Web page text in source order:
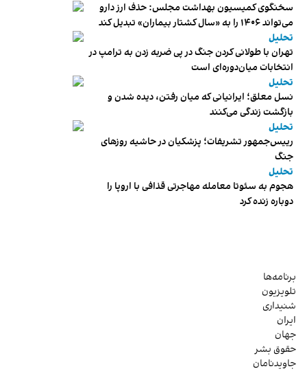
سخنگوی کمیسیون بهداشت مجلس: حذف ارز دارو
می‌تواند ۱۴۰۶ را به «سال کشتار بیماران» تبدیل کند
تحلیل
تهران با طولانی کردن جنگ در پی ضربه زدن به ترامپ در
انتخابات میان‌دوره‌ای است
تحلیل
نسل معلق؛ ایرانیانی که میان رفتن، دیده شدن و
بازگشت زندگی می‌کنند
تحلیل
رییس‌جمهور تشریفات؛ پزشکیان در حاشیه روزهای
جنگ
تحلیل
هجوم به سئوتا معامله مهاجرتی قذافی با اروپا را
دوباره زنده کرد
برنامه‌ها
تلویزیون
شنیداری
ایران
جهان
حقوق بشر
جاویدنامان